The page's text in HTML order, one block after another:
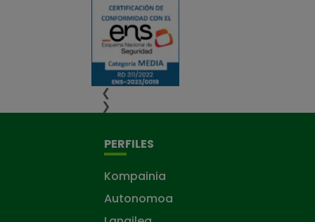
❮
❯
PERFILES
Kompainia
Autonomoa